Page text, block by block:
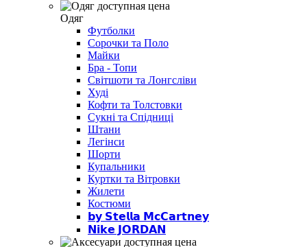
Одяг
Футболки
Сорочки та Поло
Майки
Бра - Топи
Світшоти та Лонгсліви
Худі
Кофти та Толстовки
Сукні та Спідниці
Штани
Легінси
Шорти
Купальники
Куртки та Вітровки
Жилети
Костюми
𝗯𝘆 𝗦𝘁𝗲𝗹𝗹𝗮 𝗠𝗰𝗖𝗮𝗿𝘁𝗻𝗲𝘆
𝗡𝗶𝗸𝗲 𝗝𝗢𝗥𝗗𝗔𝗡